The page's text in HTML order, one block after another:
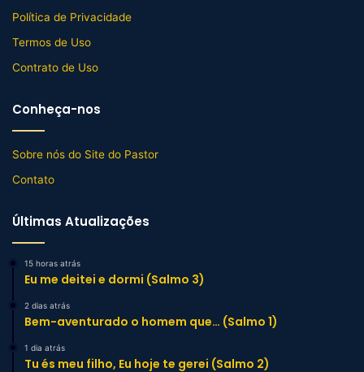
Política de Privacidade
Termos de Uso
Contrato de Uso
Conheça-nos
Sobre nós do Site do Pastor
Contato
Últimas Atualizações
15 horas atrás
Eu me deitei e dormi (Salmo 3)
2 dias atrás
Bem-aventurado o homem que… (Salmo 1)
1 dia atrás
Tu és meu filho, Eu hoje te gerei (Salmo 2)